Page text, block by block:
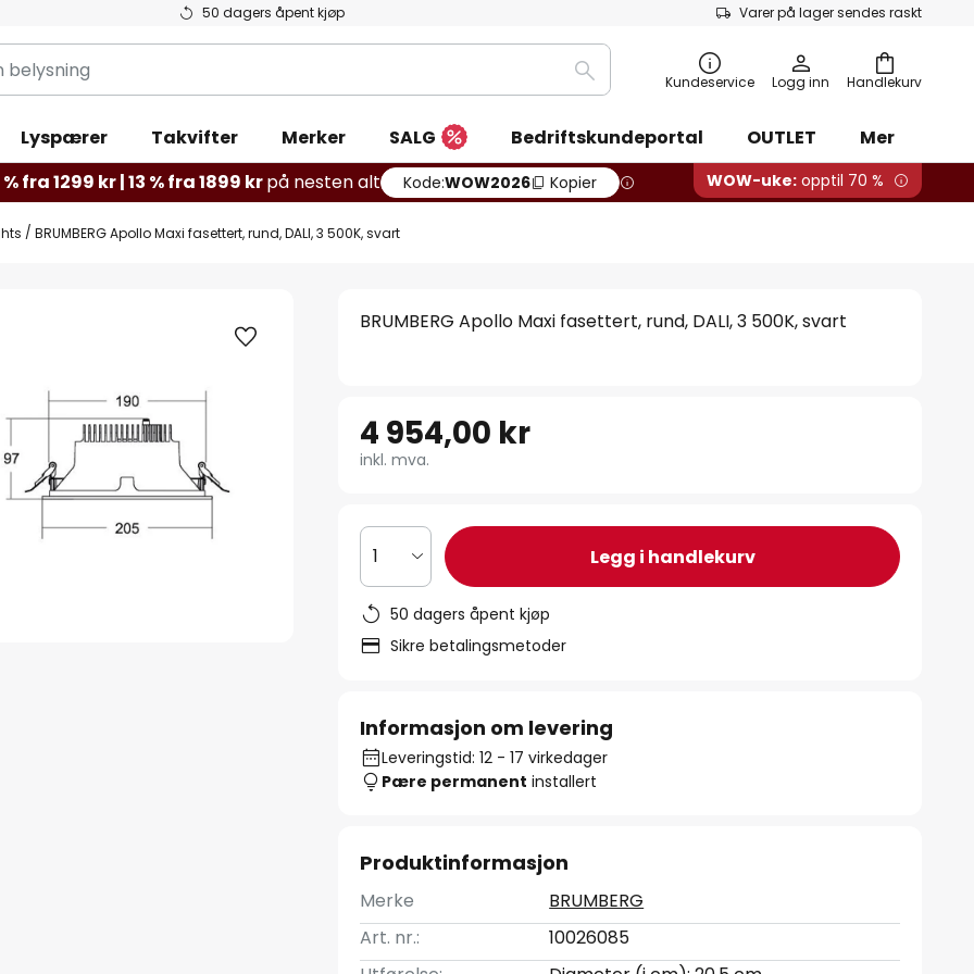
50 dagers åpent kjøp Varer på lager sendes raskt
Handlekurv
Søk Kundeservice Logg inn
Lyspærer Takvifter Merker SALG Bedriftskundeportal OUTLET
Mer
fra 1299 kr | 13 % fra 1899 krpå nesten alt Kode:WOW2026 Kopier WOW-uke: opptil 70 %
BRUMBERG Apollo Maxi fasettert, rund, DALI, 3 500K, svart
BRUMBERG Apollo Maxi fasettert, rund, DALI, 3 500K, svart
4 954,00 kr
inkl. mva.
1 Legg i handlekurv
50 dagers åpent kjøp
Sikre betalingsmetoder
Informasjon om levering
Leveringstid: 12 - 17 virkedager
Pære permanent installert
Produktinformasjon
Merke
BRUMBERG
Art. nr.:
10026085